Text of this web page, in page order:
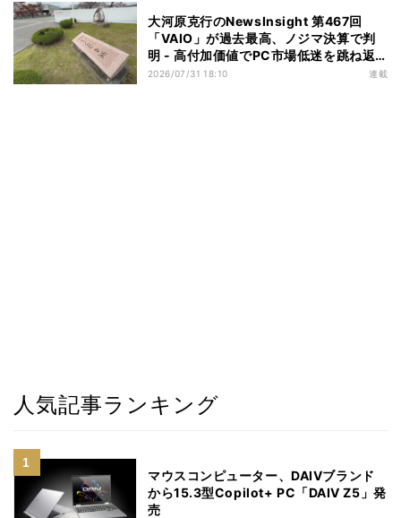
大河原克行のNewsInsight 第467回
「VAIO」が過去最高、ノジマ決算で判
明 - 高付加価値でPC市場低迷を跳ね返
す
2026/07/31 18:10 連載
人気記事ランキング
マウスコンピューター、DAIVブランド
から15.3型Copilot+ PC「DAIV Z5」発
売